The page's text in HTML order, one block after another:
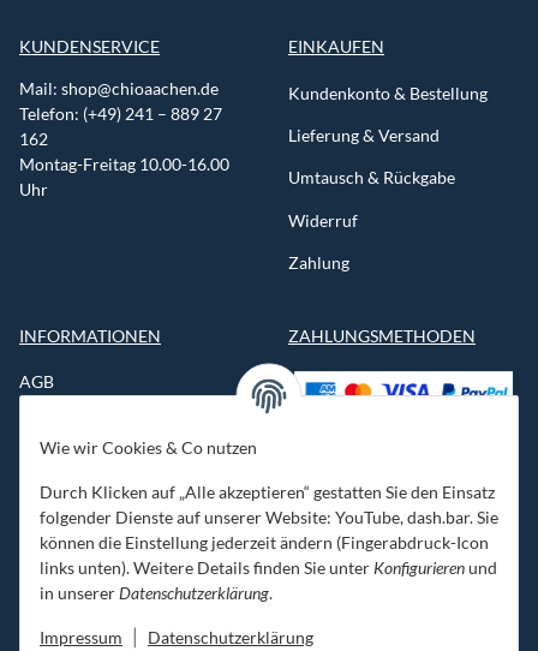
Wie wir Cookies & Co nutzen
Durch Klicken auf „Alle akzeptieren“ gestatten Sie den Einsatz
folgender Dienste auf unserer Website: YouTube, dash.bar. Sie
können die Einstellung jederzeit ändern (Fingerabdruck-Icon
links unten). Weitere Details finden Sie unterKonfigurierenund
in unsererDatenschutzerklärung.
Impressum Datenschutzerklärung
KUNDENSERVICE
Mail: shop@chioaachen.de
Telefon: (+49) 241 – 889 27
162
Montag-Freitag 10.00-16.00
Uhr
EINKAUFEN
Kundenkonto & Bestellung
Lieferung & Versand
Umtausch & Rückgabe
Widerruf
Zahlung
INFORMATIONEN
AGB
Jobs
Kontakt
Newsletter
ZAHLUNGSMETHODEN